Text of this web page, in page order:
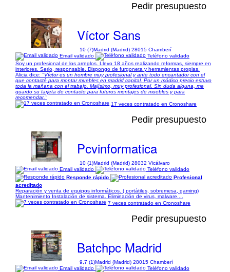
Pedir presupuesto
Víctor Sans
10 (7)Madrid (Madrid) 28015 Chamberí
Email validado
Teléfono validado
Soy un profesional de los arreglos. Llevo 18 años realizando reformas, siempre en
interiores. Serio, responsable. Dispongo de furgoneta y herramientas propias.
Alicia dice: "Víctor es un hombre muy profesional y ante todo encantador con el
que contacté para montar muebles en madrid capital. Por un módico precio estuvo
toda la mañana con el trabajo. Majísimo, muy profesional. Sin duda alguna, me
guardo su tarjeta de contacto para futuros montajes de muebles y para
recomendar."
17 veces contratado en Cronoshare
Pedir presupuesto
Pcvinformatica
10 (1)Madrid (Madrid) 28032 Vicálvaro
Email validado
Teléfono validado
Responde rápido
Profesional
acreditado
Reparación y venta de equipos informáticos. ( portátiles, sobremesa, gaming)
Mantenimiento Instalación de sistema. Eliminación de virus, malware....
7 veces contratado en Cronoshare
Pedir presupuesto
Batchpc Madrid
9,7 (1)Madrid (Madrid) 28015 Chamberí
Email validado
Teléfono validado